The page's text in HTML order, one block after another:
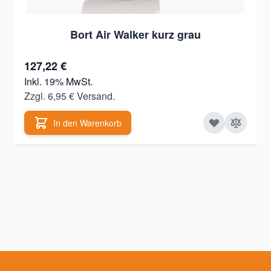
Bort Air Walker kurz grau
127,22 €
Inkl. 19% MwSt.
Zzgl. 6,95 € Versand.
In den Warenkorb